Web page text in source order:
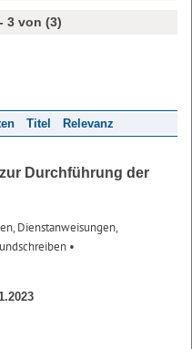
3 von (3)
Titel Relevanz
Durchführung der
Dienstanweisungen,
•